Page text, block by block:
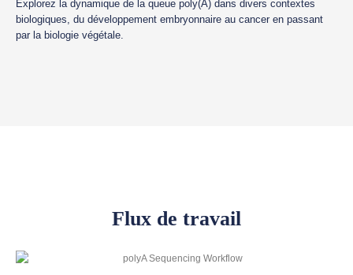
Explorez la dynamique de la queue poly(A) dans divers contextes
biologiques, du développement embryonnaire au cancer en passant
par la biologie végétale.
Flux de travail